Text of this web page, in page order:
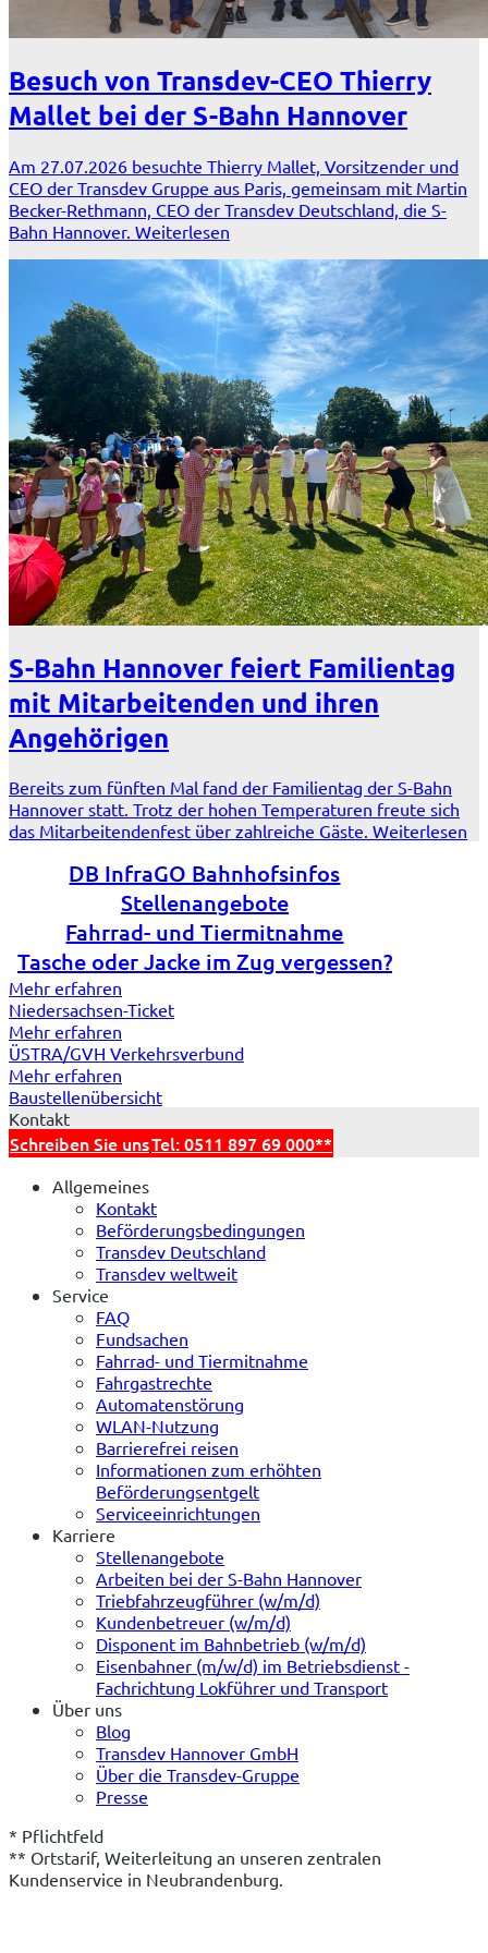
Besuch von Transdev-CEO Thierry
Mallet bei der S-Bahn Hannover
Am 27.07.2026 besuchte Thierry Mallet, Vorsitzender und
CEO der Transdev Gruppe aus Paris, gemeinsam mit Martin
Becker-Rethmann, CEO der Transdev Deutschland, die S-
Bahn Hannover. Weiterlesen
S-Bahn Hannover feiert Familientag
mit Mitarbeitenden und ihren
Angehörigen
Bereits zum fünften Mal fand der Familientag der S-Bahn
Hannover statt. Trotz der hohen Temperaturen freute sich
das Mitarbeitendenfest über zahlreiche Gäste. Weiterlesen
DB InfraGO Bahnhofsinfos
Stellenangebote
Fahrrad- und Tiermitnahme
Tasche oder Jacke im Zug vergessen?
Mehr erfahren
Niedersachsen-Ticket
Mehr erfahren
DE-Ticket
Mehr erfahren
ÜSTRA/GVH Verkehrsverbund
Mehr erfahren
Baustellenübersicht
Kontakt
Schreiben Sie unsTel: 0511 897 69 000**
Allgemeines
Kontakt
Beförderungsbedingungen
Transdev Deutschland
Transdev weltweit
Service
FAQ
Fundsachen
Fahrrad- und Tiermitnahme
Fahrgastrechte
Automatenstörung
WLAN-Nutzung
Barrierefrei reisen
Informationen zum erhöhten
Beförderungsentgelt
Serviceeinrichtungen
Karriere
Stellenangebote
Arbeiten bei der S-Bahn Hannover
Triebfahrzeugführer (w/m/d)
Kundenbetreuer (w/m/d)
Disponent im Bahnbetrieb (w/m/d)
Eisenbahner (m/w/d) im Betriebsdienst -
Fachrichtung Lokführer und Transport
Über uns
Blog
Transdev Hannover GmbH
Über die Transdev-Gruppe
Presse
* Pflichtfeld
** Ortstarif, Weiterleitung an unseren zentralen
Kundenservice in Neubrandenburg.